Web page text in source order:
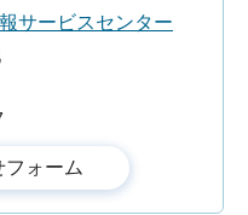
サービスセンター